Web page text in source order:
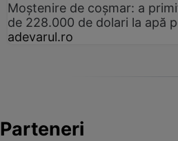
Moștenire de coșmar: a
de 228.000 de dolari la apă
adevarul.ro
Parteneri